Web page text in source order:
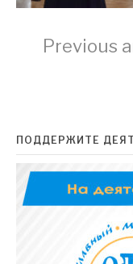
Previous
ПОДДЕРЖИТЕ